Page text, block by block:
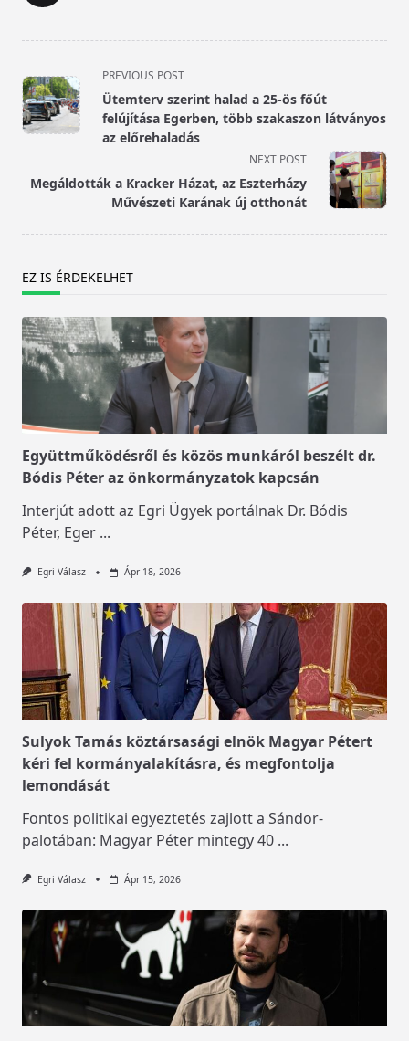
<span
class="nav-
subtitle
screen-
text">Page</span>
PREVIOUS POST
Ütemterv szerint halad a 25-ös főút
felújítása Egerben, több szakaszon látványos
az előrehaladás
NEXT POST
Megáldották a Kracker Házat, az Eszterházy
Művészeti Karának új otthonát
EZ IS ÉRDEKELHET
Együttműködésről és közös munkáról beszélt dr.
Bódis Péter az önkormányzatok kapcsán
Interjút adott az Egri Ügyek portálnak Dr. Bódis
Péter, Eger ...
Egri Válasz Ápr 18, 2026
Sulyok Tamás köztársasági elnök Magyar Pétert
kéri fel kormányalakításra, és megfontolja
lemondását
Fontos politikai egyeztetés zajlott a Sándor-
palotában: Magyar Péter mintegy 40 ...
Egri Válasz Ápr 15, 2026